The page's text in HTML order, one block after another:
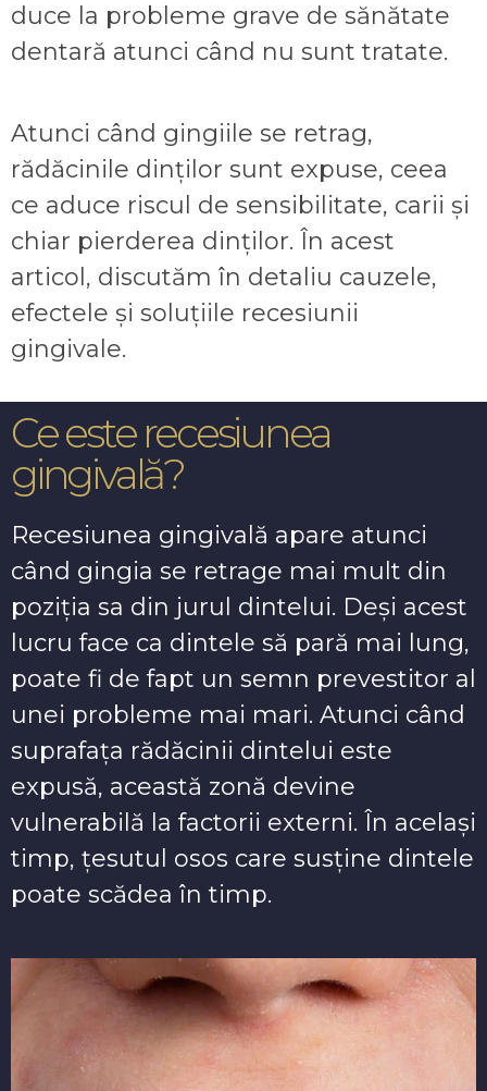
duce la probleme grave de sănătate
dentară atunci când nu sunt tratate.
Atunci când gingiile se retrag,
rădăcinile dinților sunt expuse, ceea
ce aduce riscul de sensibilitate, carii și
chiar pierderea dinților. În acest
articol, discutăm în detaliu cauzele,
efectele și soluțiile recesiunii
gingivale.
Ce este recesiunea
gingivală?
Recesiunea gingivală apare atunci
când gingia se retrage mai mult din
poziția sa din jurul dintelui. Deși acest
lucru face ca dintele să pară mai lung,
poate fi de fapt un semn prevestitor al
unei probleme mai mari. Atunci când
suprafața rădăcinii dintelui este
expusă, această zonă devine
vulnerabilă la factorii externi. În același
timp, țesutul osos care susține dintele
poate scădea în timp.